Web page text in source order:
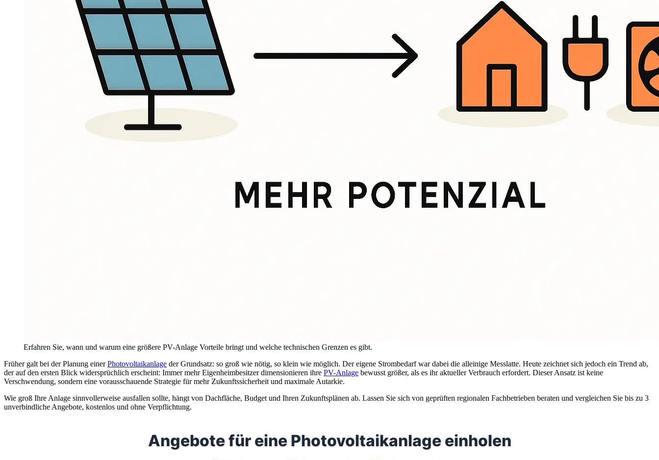
Erfahren Sie, wann und warum eine größere PV-Anlage Vorteile bringt und welche technischen Grenzen es gibt.
Früher galt bei der Planung einerPhotovoltaikanlage der Grundsatz: so groß wie nötig, so klein wie möglich. Der eigene Strombedarf war dabei die alleinige Messlatte. Heute zeichnet sich jedoch ein Trend ab,
der auf den ersten Blick widersprüchlich erscheint: Immer mehr Eigenheimbesitzer dimensionieren ihre PV-Anlage bewusst größer, als es ihr aktueller Verbrauch erfordert. Dieser Ansatz ist keine
Verschwendung, sondern eine vorausschauende Strategie für mehr Zukunftssicherheit und maximale Autarkie.
Wie groß Ihre Anlage sinnvollerweise ausfallen sollte, hängt von Dachfläche, Budget und Ihren Zukunftsplänen ab. Lassen Sie sich von geprüften regionalen Fachbetrieben beraten und vergleichen Sie bis zu 3
unverbindliche Angebote, kostenlos und ohne Verpflichtung.
Angebote für eine Photovoltaikanlage einholen